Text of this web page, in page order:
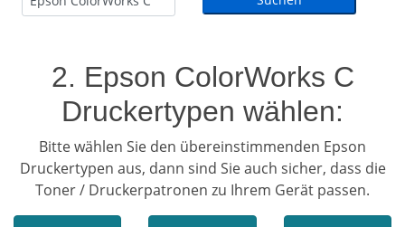
2. Epson ColorWorks C
Druckertypen wählen:
Bitte wählen Sie den übereinstimmenden Epson
Druckertypen aus, dann sind Sie auch sicher, dass die
Toner / Druckerpatronen zu Ihrem Gerät passen.